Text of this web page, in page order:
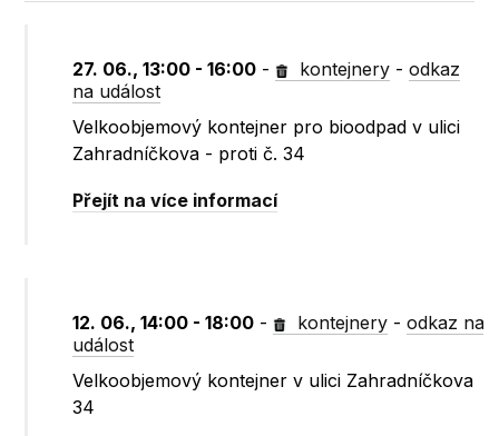
27. 06., 13:00 - 16:00 - kontejnery -odkaz
na událost
Velkoobjemový kontejner pro bioodpad v ulici
Zahradníčkova - proti č. 34
Přejít na více informací
12. 06., 14:00 - 18:00 - kontejnery -odkaz na
událost
Velkoobjemový kontejner v ulici Zahradníčkova
34